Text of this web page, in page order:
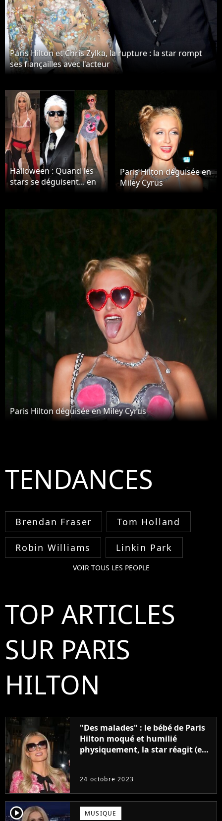
Paris Hilton et Chris Zylka, la rupture : la star rompt
ses fiançailles avec l'acteur
Halloween : Quand les
stars se déguisent... en
Paris Hilton déguisée en
Miley Cyrus
Paris Hilton déguisée en Miley Cyrus
TENDANCES
Brendan Fraser Tom Holland
Robin Williams Linkin Park
VOIR TOUS LES PEOPLE
TOP ARTICLES
SUR PARIS
HILTON
"Des malades" : le bébé de Paris
Hilton moqué et humilié
physiquement, la star réagit (et
24 octobre 2023
player2 MUSIQUE